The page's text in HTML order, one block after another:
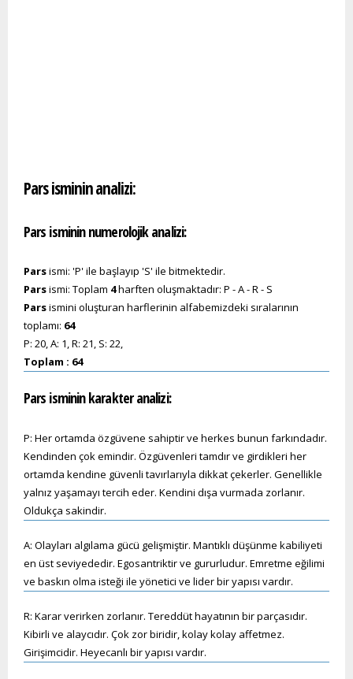
Pars isminin analizi:
Pars isminin numerolojik analizi:
Parsismi: 'P' ile başlayıp 'S' ile bitmektedir.
Parsismi: Toplam 4harften oluşmaktadır: P - A - R - S
Parsismini oluşturan harflerinin alfabemizdeki sıralarının
toplamı: 64
P: 20, A: 1, R: 21, S: 22,
Toplam : 64
Pars isminin karakter analizi:
P: Her ortamda özgüvene sahiptir ve herkes bunun farkındadır.
Kendinden çok emindir. Özgüvenleri tamdır ve girdikleri her
ortamda kendine güvenli tavırlarıyla dikkat çekerler. Genellikle
yalnız yaşamayı tercih eder. Kendini dışa vurmada zorlanır.
Oldukça sakindir.
A: Olayları algılama gücü gelişmiştir. Mantıklı düşünme kabiliyeti
en üst seviyededir. Egosantriktir ve gururludur. Emretme eğilimi
ve baskın olma isteği ile yönetici ve lider bir yapısı vardır.
R: Karar verirken zorlanır. Tereddüt hayatının bir parçasıdır.
Kibirli ve alaycıdır. Çok zor biridir, kolay kolay affetmez.
Girişimcidir. Heyecanlı bir yapısı vardır.